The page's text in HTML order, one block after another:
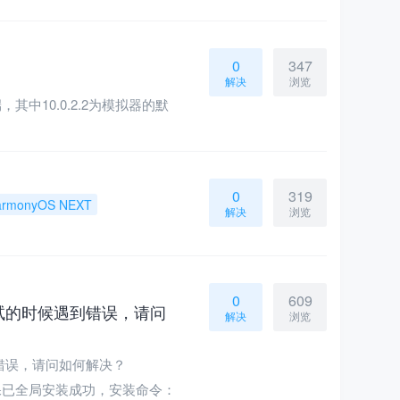
其中10.0.2.2为模拟器的默
0
解决
347
浏览
NEXT 0
解决
319
浏览
时候遇到错误，请问
，请问如何解决？
全局安装成功，安装命令：
0
解决
609
浏览